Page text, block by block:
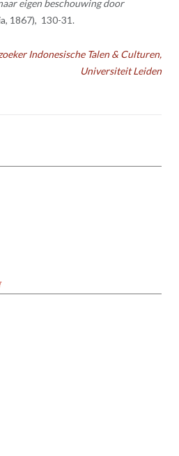
eigen beschouwing door
1867), 130-31.
Indonesische Talen & Culturen,
Universiteit Leiden